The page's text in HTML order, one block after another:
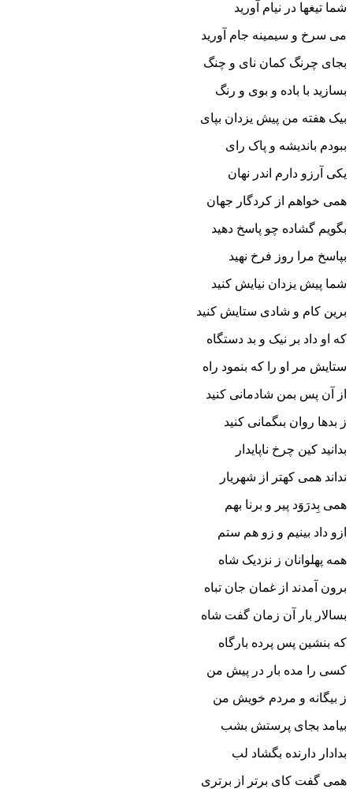
شما تیغها در نیام آورید
مى سرخ و سیمینه جام آورید
بجاى چرنگ کمان ناى و چنگ
بسازید با باده و بوى و رنگ‏
بیک هفته من پیش یزدان بپاى
ببودم باندیشه و پاک راى‏
یکى آرزو دارم اندر نهان
همى خواهم از کردگار جهان‏
بگویم گشاده چو پاسخ دهید
بپاسخ مرا روز فرخ نهید
شما پیش یزدان نیایش کنید
برین کام و شادى ستایش کنید
که او داد بر نیک و بد دستگاه
ستایش مر او را که بنمود راه‏
از آن پس بمن شادمانى کنید
ز بدها روان بى‏گمانى کنید
بدانید کین چرخ ناپایدار
نداند همى کهتر از شهریار
همى بِدرَوَد پیر و برنا بهم
ازو داد بینیم و زو هم ستم‏
همه پهلوانان ز نزدیک شاه
برون آمدند از غمان جان تباه‏
بسالار بار آن زمان گفت شاه
که بنشین پس پرده بارگاه‏
کسى را مده بار در پیش من
ز بیگانه و مردم خویش من‏
بیامد بجاى پرستش بشب
بدادار دارنده بگشاد لب‏
همى گفت کاى برتر از برترى